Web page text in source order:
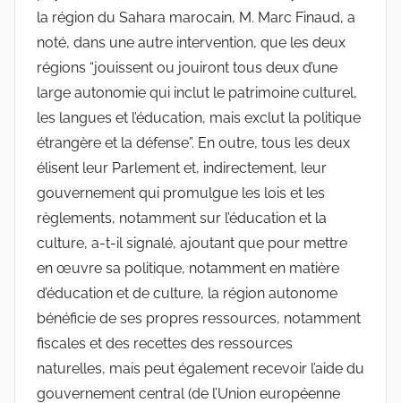
la région du Sahara marocain, M. Marc Finaud, a
noté, dans une autre intervention, que les deux
régions “jouissent ou jouiront tous deux d’une
large autonomie qui inclut le patrimoine culturel,
les langues et l’éducation, mais exclut la politique
étrangère et la défense”. En outre, tous les deux
élisent leur Parlement et, indirectement, leur
gouvernement qui promulgue les lois et les
règlements, notamment sur l’éducation et la
culture, a-t-il signalé, ajoutant que pour mettre
en œuvre sa politique, notamment en matière
d’éducation et de culture, la région autonome
bénéficie de ses propres ressources, notamment
fiscales et des recettes des ressources
naturelles, mais peut également recevoir l’aide du
gouvernement central (de l’Union européenne